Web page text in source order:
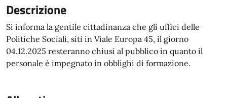
Descrizione
Si informa la gentile cittadinanza che gli uffici delle
Politiche Sociali, siti in Viale Europa 45, il giorno
04.12.2025 resteranno chiusi al pubblico in quanto il
personale è impegnato in obblighi di formazione.